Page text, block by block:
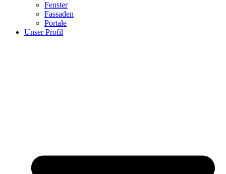
Fenster
Fassaden
Portale
Unser Profil